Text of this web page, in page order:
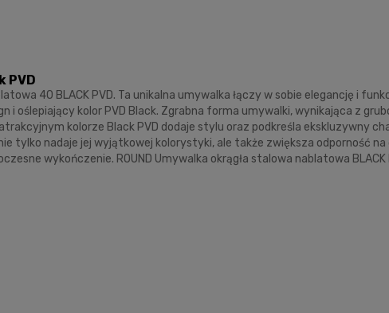
PVD
40 BLACK PVD. Ta unikalna umywalka łączy w sobie elegancję i
i oślepiający kolor PVD Black. Zgrabna forma umywalki, wynikająca z
kolorze Black PVD dodaje stylu oraz podkreśla ekskluzywny
tylko nadaje jej wyjątkowej kolorystyki, ale także zwiększa odporność
wykończenie. ROUND Umywalka okrągła stalowa nablatowa